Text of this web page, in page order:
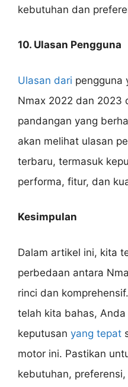
kebutuhan dan
10. Ulasan Pengguna
Ulasan dari pengguna
Nmax 2022 dan 2023
pandangan yang
akan melihat ulasan
terbaru, termasuk
performa, fitur, dan
Kesimpulan
Dalam artikel ini, kita
perbedaan antara
rinci dan
telah kita bahas,
keputusan yang tepat
motor ini. Pastikan
kebutuhan,